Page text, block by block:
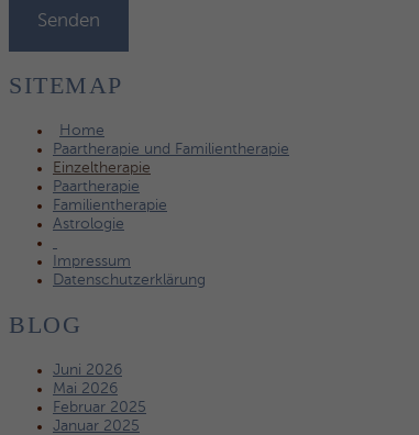
SITEMAP
Home
Paartherapie und Familientherapie
Einzeltherapie
Paartherapie
Familientherapie
Astrologie
Impressum
Datenschutzerklärung
BLOG
Juni 2026
Mai 2026
Februar 2025
Januar 2025